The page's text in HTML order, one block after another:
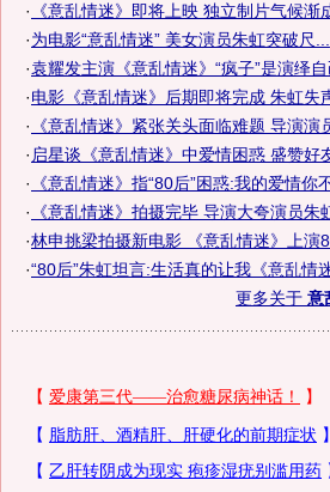
· 《意乱情迷》即将上映 独立制片气候渐
·为电影“意乱情迷” 美女演员朱虹突破尺...
·袁耀发主演《意乱情迷》“疯子”是演绎
·电影《意乱情迷》后期即将完成 朱虹失
· 《意乱情迷》紧张关头面临难题 导演演
· 启星谈《意乱情迷》中爱情困惑 盛赞好
· 《意乱情迷》指“80后”困惑:我的爱情你
· 《意乱情迷》拍摄完毕 导演大夸演员朱
·林申挑梁拍摄新电影 《意乱情迷》上演
·“80后”朱虹坦言:生活真的让我《意乱情迷
更多关于 意